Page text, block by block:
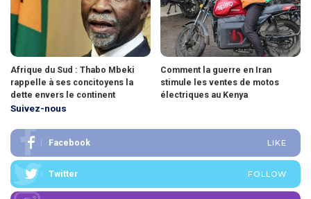
Afrique du Sud : Thabo Mbeki
rappelle à ses concitoyens la
dette envers le continent
Comment la guerre en Iran
stimule les ventes de motos
électriques au Kenya
Suivez-nous
Facebook LIKE
Twitter FOLLOW